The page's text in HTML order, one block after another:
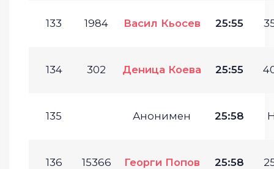
133 1984 Васил Кьосев 25:55
134 302 Деница Коева 25:55
135 Анонимен 25:58
136 15366 Георги Попов 25:58